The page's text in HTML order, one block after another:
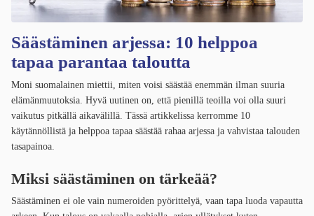
Säästäminen arjessa: 10 helppoa
tapaa parantaa taloutta
Moni suomalainen miettii, miten voisi säästää enemmän ilman suuria
elämänmuutoksia. Hyvä uutinen on, että pienillä teoilla voi olla suuri
vaikutus pitkällä aikavälillä. Tässä artikkelissa kerromme 10
käytännöllistä ja helppoa tapaa säästää rahaa arjessa ja vahvistaa talouden
tasapainoa.
Miksi säästäminen on tärkeää?
Säästäminen ei ole vain numeroiden pyörittelyä, vaan tapa luoda vapautta